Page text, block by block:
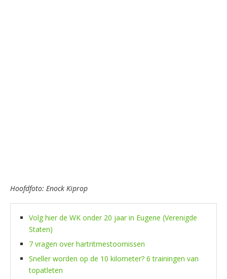
Hoofdfoto: Enock Kiprop
Volg hier de WK onder 20 jaar in Eugene (Verenigde
Staten)
7 vragen over hartritmestoornissen
Sneller worden op de 10 kilometer? 6 trainingen van
topatleten